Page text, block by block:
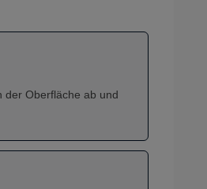
der Oberfläche ab und